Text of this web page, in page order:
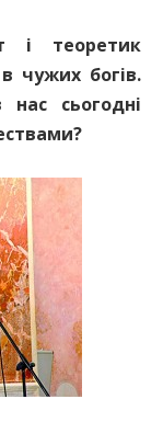
і теоретик
чужих богів.
сьогодні